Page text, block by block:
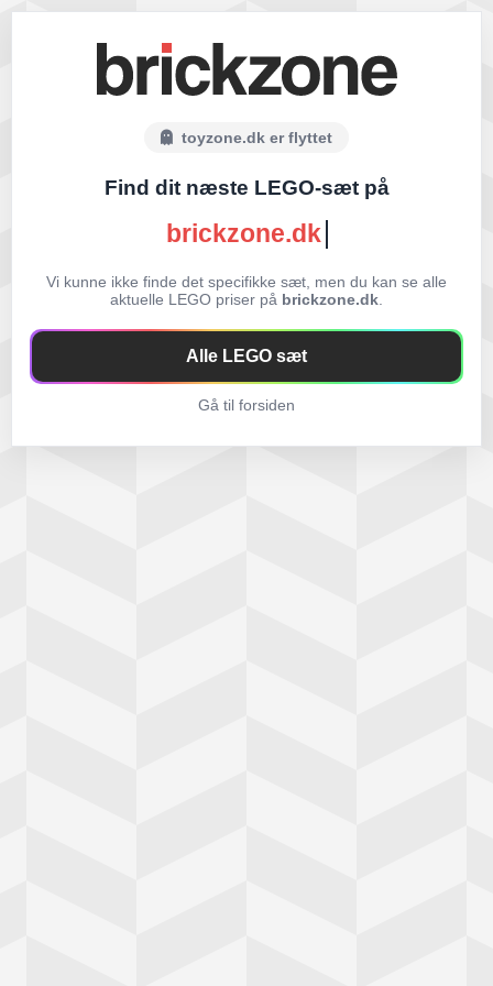
toyzone.dk er flyttet
Find dit næste LEGO-sæt på
brickzone.dk
Vi kunne ikke finde det specifikke sæt, men du kan se alle
aktuelle LEGO priser på brickzone.dk
Alle LEGO sæt
Gå til forsiden